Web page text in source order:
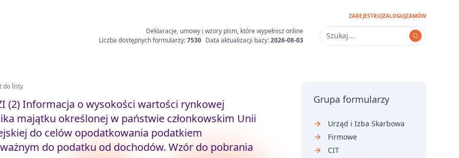
ZAREJESTRUJZALOGUJZAMÓW
Deklaracje, umowy i wzory pism, które wypełnisz online
Liczba dostępnych formularzy:7530 Data aktualizacji bazy:2026-08-03
do listy
(2) Informacja o wysokości wartości rynkowej
majątku określonej w państwie członkowskim Unii
do celów opodatkowania podatkiem
do podatku od dochodów. Wzór do pobrania
Grupa formularzy
Urząd i Izba Skarbowa
Firmowe
CIT